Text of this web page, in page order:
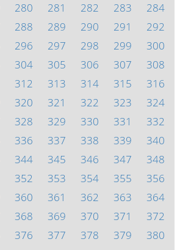
280 281 282 283
284
288 289 290 291
292
296 297 298 299
300
304 305 306 307
308
312 313 314 315
316
320 321 322 323
324
328 329 330 331
332
336 337 338 339
340
344 345 346 347
348
352 353 354 355
356
360 361 362 363
364
368 369 370 371
372
376 377 378 379
380